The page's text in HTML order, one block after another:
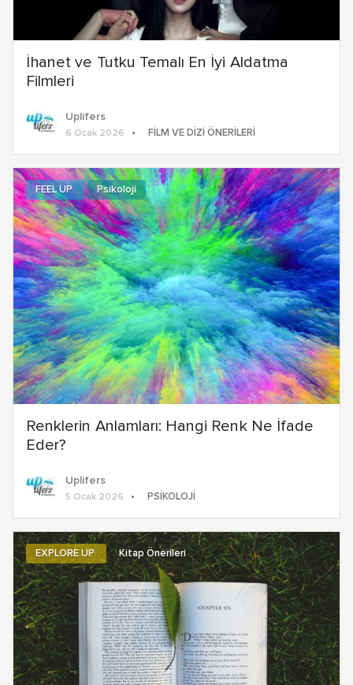
İhanet ve Tutku Temalı En İyi Aldatma
Filmleri
Uplifers
6 Ocak 2026 FILM VE DIZI ÖNERILERI
Renklerin Anlamları: Hangi Renk Ne İfade
Eder?
FEEL UP Psikoloji
Uplifers
5 Ocak 2026 PSIKOLOJI
EXPLORE UP Kitap Önerileri